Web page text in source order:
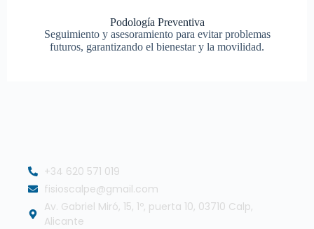
Podología Preventiva
Seguimiento y asesoramiento para evitar problemas
futuros, garantizando el bienestar y la movilidad.
+34 620 571 019
fisioscalpe@gmail.com
Av. Gabriel Miró, 15, 1º, puerta 10, 03710 Calp,
Alicante